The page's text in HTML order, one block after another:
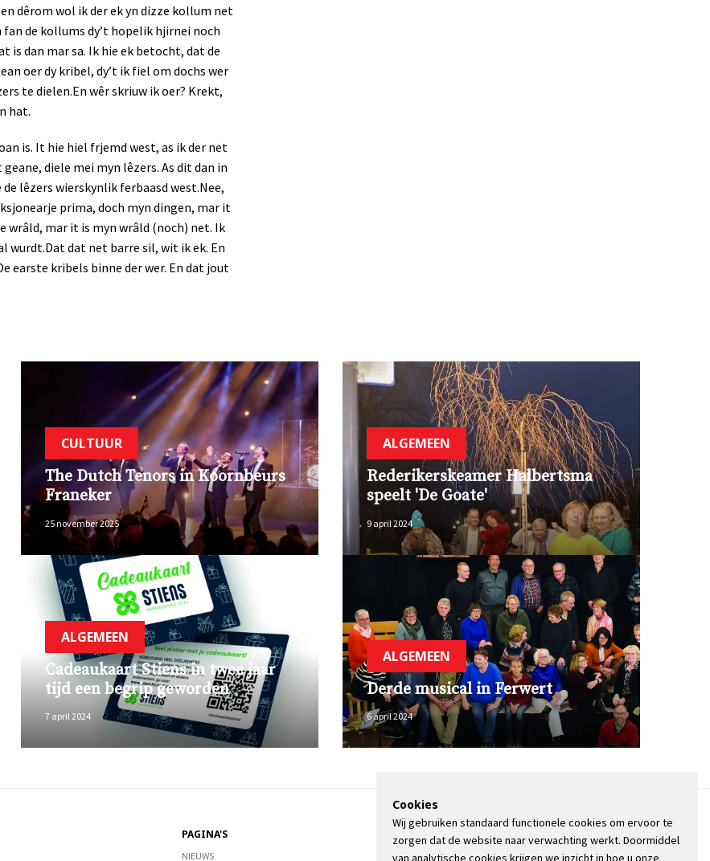
dêrom wol ik der ek yn dizze kollum net
de kollums dy’t hopelik hjirnei noch
is dan mar sa. Ik hie ek betocht, dat de
oer dy kribel, dy’t ik fiel om dochs wer
te dielen.En wêr skriuw ik oer? Krekt,
hat.
is. It hie hiel frjemd west, as ik der net
diele mei myn lêzers. As dit dan in
lêzers wierskynlik ferbaasd west.Nee,
prima, doch myn dingen, mar it
wrâld, mar it is myn wrâld (noch) net. Ik
wurdt.Dat dat net barre sil, wit ik ek. En
earste kribels binne der wer. En dat jout
CULTUUR
The Dutch Tenors in Koornbeurs
Franeker
25 november 2025
ALGEMEEN
Rederikerskeamer Halbertsma
speelt 'De Goate'
9 april 2024
ALGEMEEN
Cadeaukaart Stiens in twee jaar
tijd een begrip geworden
7 april 2024
ALGEMEEN
Derde musical in Ferwert
6 april 2024
PAGINA'S
NIEUWS
OVER DE STIENSER
CONTACT
Cookies
Wij gebruiken standaard functionele cookies om ervoor te
zorgen dat de website naar verwachting werkt. Doormiddel
van analytische cookies krijgen we inzicht in hoe u onze